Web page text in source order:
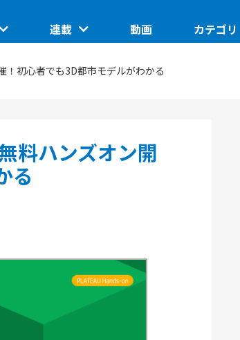
SusHi Tech Tokyo 2026で見えた実装フェーズの技
術
連載
ASCII STARTUP ACADEMY
動画 カテゴリ
飲食
！初心者でも3D都市モデルがわかる
料ハンズオン開
る